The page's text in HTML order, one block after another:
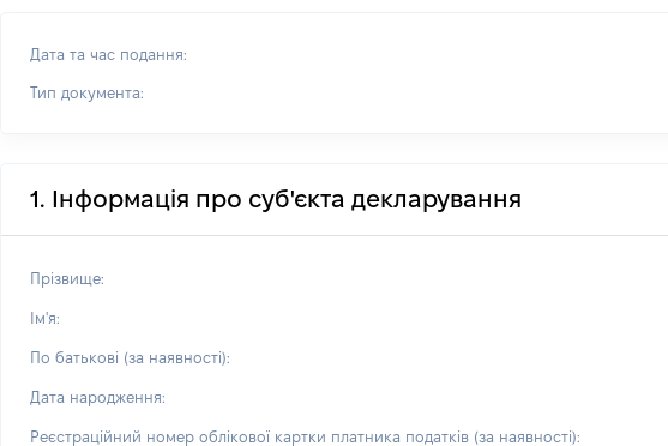
Дата та час подання:
Тип документа:
1. Інформація про суб'єкта декларування
Прізвище:
Ім'я:
По батькові (за наявності):
Дата народження:
Реєстраційний номер облікової картки платника податків (за наявності):